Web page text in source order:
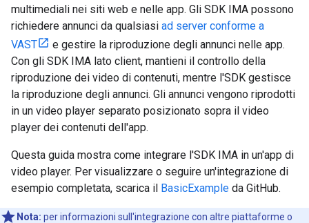
multimediali nei siti web e nelle app. Gli SDK IMA possono
richiedere annunci da qualsiasi ad server conforme a
VAST
e gestire la riproduzione degli annunci nelle app.
Con gli SDK IMA lato client, mantieni il controllo della
riproduzione dei video di contenuti, mentre l'SDK gestisce
la riproduzione degli annunci. Gli annunci vengono riprodotti
in un video player separato posizionato sopra il video
player dei contenuti dell'app.
Questa guida mostra come integrare l'SDK IMA in un'app di
video player. Per visualizzare o seguire un'integrazione di
esempio completata, scarica il BasicExample da GitHub.
Nota: per informazioni sull'integrazione con altre piattaforme o